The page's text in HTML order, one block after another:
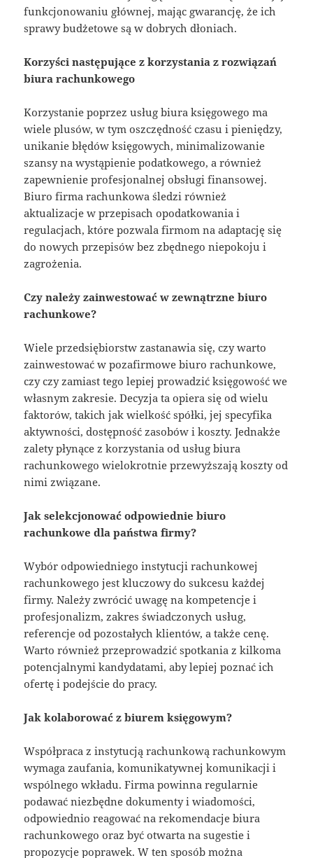
funkcjonowaniu głównej, mając gwarancję, że ich
sprawy budżetowe są w dobrych dłoniach.
Korzyści następujące z korzystania z rozwiązań
biura rachunkowego
Korzystanie poprzez usług biura księgowego ma
wiele plusów, w tym oszczędność czasu i pieniędzy,
unikanie błędów księgowych, minimalizowanie
szansy na wystąpienie podatkowego, a również
zapewnienie profesjonalnej obsługi finansowej.
Biuro firma rachunkowa śledzi również
aktualizacje w przepisach opodatkowania i
regulacjach, które pozwala firmom na adaptację się
do nowych przepisów bez zbędnego niepokoju i
zagrożenia.
Czy należy zainwestować w zewnątrzne biuro
rachunkowe?
Wiele przedsiębiorstw zastanawia się, czy warto
zainwestować w pozafirmowe biuro rachunkowe,
czy czy zamiast tego lepiej prowadzić księgowość we
własnym zakresie. Decyzja ta opiera się od wielu
faktorów, takich jak wielkość spółki, jej specyfika
aktywności, dostępność zasobów i koszty. Jednakże
zalety płynące z korzystania od usług biura
rachunkowego wielokrotnie przewyższają koszty od
nimi związane.
Jak selekcjonować odpowiednie biuro
rachunkowe dla państwa firmy?
Wybór odpowiedniego instytucji rachunkowej
rachunkowego jest kluczowy do sukcesu każdej
firmy. Należy zwrócić uwagę na kompetencje i
profesjonalizm, zakres świadczonych usług,
referencje od pozostałych klientów, a także cenę.
Warto również przeprowadzić spotkania z kilkoma
potencjalnymi kandydatami, aby lepiej poznać ich
ofertę i podejście do pracy.
Jak kolaborować z biurem księgowym?
Współpraca z instytucją rachunkową rachunkowym
wymaga zaufania, komunikatywnej komunikacji i
wspólnego wkładu. Firma powinna regularnie
podawać niezbędne dokumenty i wiadomości,
odpowiednio reagować na rekomendacje biura
rachunkowego oraz być otwarta na sugestie i
propozycje poprawek. W ten sposób można